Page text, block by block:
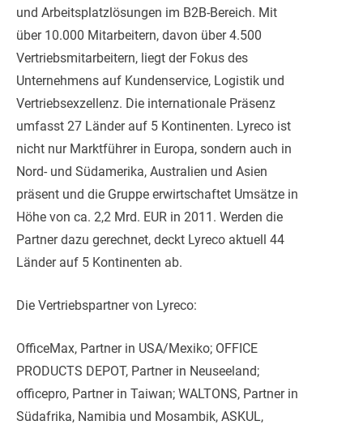
und Arbeitsplatzlösungen im B2B-Bereich. Mit
über 10.000 Mitarbeitern, davon über 4.500
Vertriebsmitarbeitern, liegt der Fokus des
Unternehmens auf Kundenservice, Logistik und
Vertriebsexzellenz. Die internationale Präsenz
umfasst 27 Länder auf 5 Kontinenten. Lyreco ist
nicht nur Marktführer in Europa, sondern auch in
Nord- und Südamerika, Australien und Asien
präsent und die Gruppe erwirtschaftet Umsätze in
Höhe von ca. 2,2 Mrd. EUR in 2011. Werden die
Partner dazu gerechnet, deckt Lyreco aktuell 44
Länder auf 5 Kontinenten ab.
Die Vertriebspartner von Lyreco:
OfficeMax, Partner in USA/Mexiko; OFFICE
PRODUCTS DEPOT, Partner in Neuseeland;
officepro, Partner in Taiwan; WALTONS, Partner in
Südafrika, Namibia und Mosambik, ASKUL,